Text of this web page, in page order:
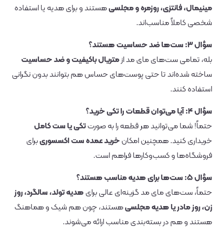
مینیمال، فانتزی، روزمره و مجلسیهستند و برای هدیه یا استفاده
شخصی کاملاً مناسب‌اند.
سؤال ۳: ست‌ها ضد حساسیت هستند؟
بله، تمامی ست‌های مای مد ازمتریال باکیفیت و ضد حساسیت
ساخته شده‌اند تا حتی پوست‌های حساس هم بتوانند بدون نگرانی
استفاده کنند.
سؤال ۴: آیا می‌توان قطعات را تکی خرید؟
حتماً! شما می‌توانید هر قطعه را به صورتتکی یا ست کامل
خریداری کنید. همچنین امکان خرید عمده ست اکسسوریبرای
فروشگاه‌ها و کسب‌وکارها فراهم است.
سؤال ۵: ست‌ها برای هدیه مناسب هستند؟
حتماً، ست‌های مای مد گزینه‌ای عالی برای هدیه تولد، سالگرد، روز
زن، روز مادر یا هدیه مجلسیهستند، چون هم شیک و هماهنگ
هستند و هم در بسته‌بندی مناسب ارائه می‌شوند.